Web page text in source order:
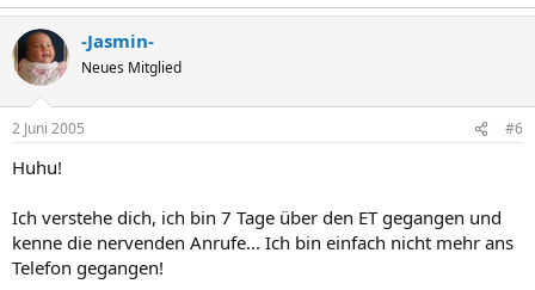
-Jasmin-
Neues Mitglied
2 Juni 2005 #6
Huhu!
Ich verstehe dich, ich bin 7 Tage über den ET gegangen und
kenne die nervenden Anrufe... Ich bin einfach nicht mehr ans
Telefon gegangen!